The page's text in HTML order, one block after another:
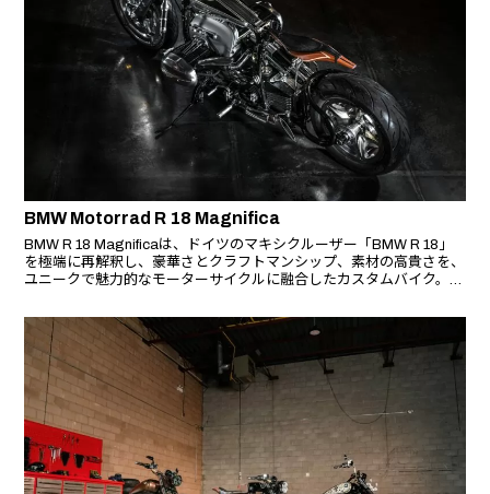
BMW Motorrad R 18 Magnifica
BMW R 18 Magnificaは、ドイツのマキシクルーザー「BMW R 18」
を極端に再解釈し、豪華さとクラフトマンシップ、素材の高貴さを、
ユニークで魅力的なモーターサイクルに融合したカスタムバイク。真
作されたR 18 Magnificaは、他のカスタムとは一線を画すデザイン
だ。